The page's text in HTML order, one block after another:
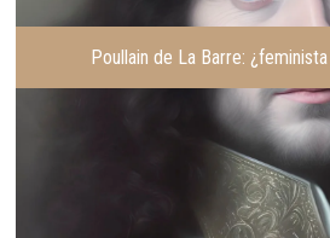
Poullain de La Barre: ¿feminista